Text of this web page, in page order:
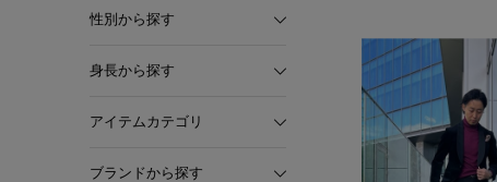
性別から探す
身長から探す
アイテムカテゴリ
ブランドから探す